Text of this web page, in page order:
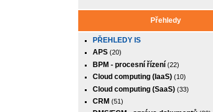
Přehledy
PŘEHLEDY IS
APS(20)
BPM - procesní řízení(22)
Cloud computing (IaaS)(10)
Cloud computing (SaaS)(33)
CRM (51)